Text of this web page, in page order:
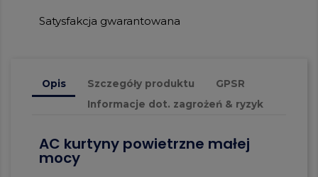
Satysfakcja gwarantowana
Opis Szczegóły produktu
GPSR
Informacje dot. zagrożeń & ryzyk
AC kurtyny powietrzne małej
mocy